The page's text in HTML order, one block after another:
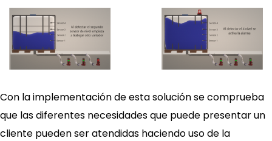
Con la implementación de esta solución se comprueba
que las diferentes necesidades que puede presentar un
cliente pueden ser atendidas haciendo uso de la